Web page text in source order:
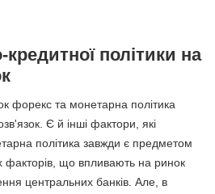
політики на
форекс та монетарна політика
Є й інші фактори, які
політика завжди є предметом
факторів, що впливають на ринок
центральних банків. Але, в